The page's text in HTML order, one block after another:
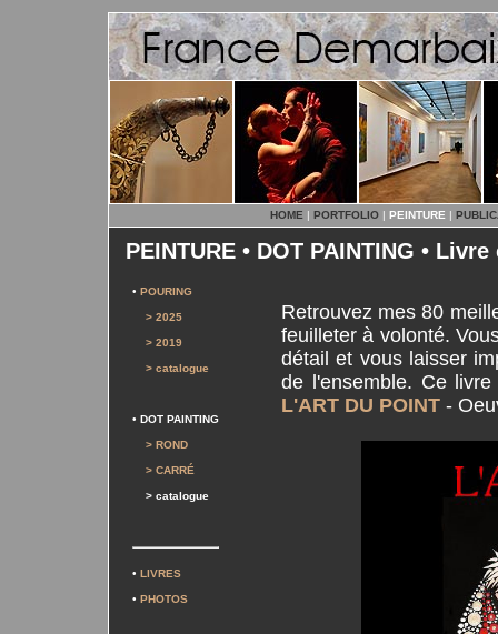
HOME | PORTFOLIO | PEINTURE |
PEINTURE • DOT PAINTING •
• POURING
> 2025
> 2019
> catalogue
• DOT PAINTING
> ROND
> CARRÉ
> catalogue
• LIVRES
• PHOTOS
Retrouvez mes 80
feuilleter à volonté.
détail et vous laisser
de l'ensemble. Ce
L'ART DU POINT -